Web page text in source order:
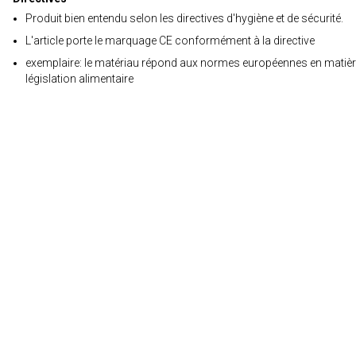
Produit bien entendu selon les directives d'hygiène et de sécurité.
L'article porte le marquage CE conformément à la directive
exemplaire: le matériau répond aux normes européennes en
législation alimentaire